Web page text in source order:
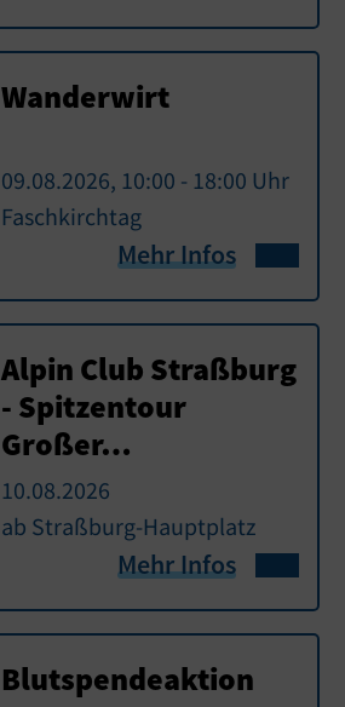
Wanderwirt
09.08.2026, 10:00 - 18:00 Uhr
Faschkirchtag
Mehr Infos
Alpin Club Straßburg
- Spitzentour
Großer…
10.08.2026
ab Straßburg-Hauptplatz
Mehr Infos
Blutspendeaktion